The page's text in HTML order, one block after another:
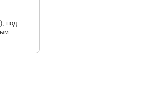
под
Зирка